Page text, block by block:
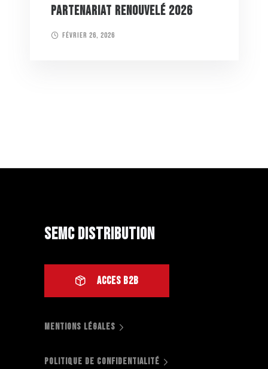
PARTENARIAT RENOUVELÉ 2026
février 26, 2026
SEMC Distribution
ACCES B2B
MENTIONS LÉGALES
POLITIQUE DE CONFIDENTIALITÉ